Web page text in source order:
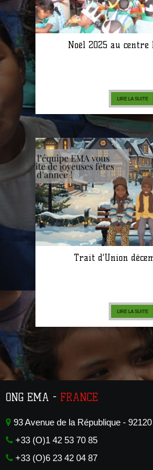
Noël 2025 au
LIRE LA SUITE
Trait d’Union
LIRE LA SUITE
ONG EMA - FRANCE
93 Avenue de la République -
+33 (O)1 42 53 70 85
+33 (O)6 23 42 04 87